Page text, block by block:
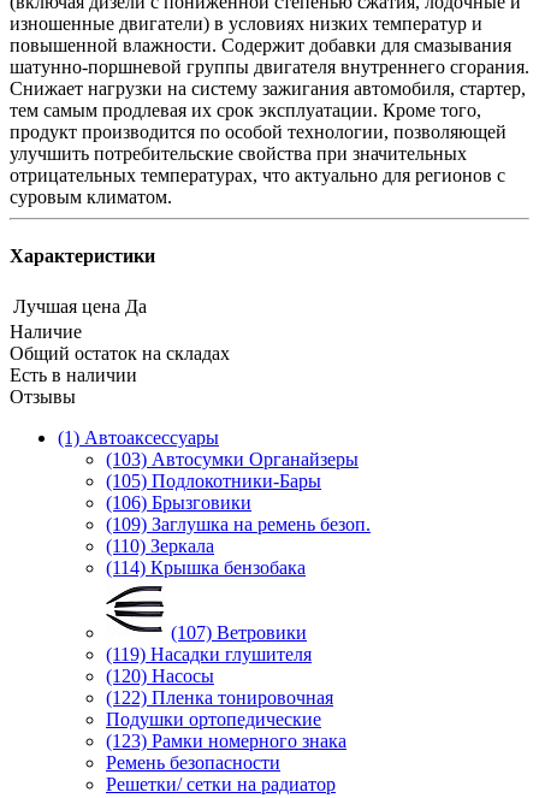
изношенные двигатели) в условиях низких температур и
повышенной влажности. Содержит добавки для смазывания
шатунно-поршневой группы двигателя внутреннего сгорания.
Снижает нагрузки на систему зажигания автомобиля, стартер,
тем самым продлевая их срок эксплуатации. Кроме того,
продукт производится по особой технологии, позволяющей
улучшить потребительские свойства при значительных
отрицательных температурах, что актуально для регионов с
суровым климатом.
Характеристики
Лучшая цена Да
Наличие
Общий остаток на складах
Есть в наличии
Отзывы
(1) Автоаксессуары
(103) Автосумки Органайзеры
(105) Подлокотники-Бары
(106) Брызговики
(109) Заглушка на ремень безоп.
(110) Зеркала
(114) Крышка бензобака
(107) Ветровики
(119) Насадки глушителя
(120) Насосы
(122) Пленка тонировочная
Подушки ортопедические
(123) Рамки номерного знака
Ремень безопасности
Решетки/ сетки на радиатор